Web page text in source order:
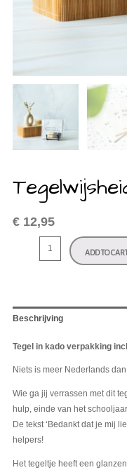
€ 12,95
ADD TO
Beschrijving
Tegel in kado verpakking
Niets is meer Nederlands
Wie ga jij verrassen met dit
hulp, einde van het
De tekst ‘Bedankt dat je mij
helpers!
Het tegeltje heeft een